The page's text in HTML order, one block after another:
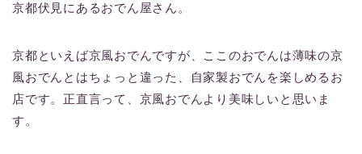
京都伏見にあるおでん屋さん。
京都といえば京風おでんですが、ここのおでんは薄味の京
風おでんとはちょっと違った、自家製おでんを楽しめるお
店です。正直言って、京風おでんより美味しいと思いま
す。